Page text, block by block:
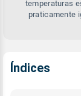
temperaturas
praticamente
Índices